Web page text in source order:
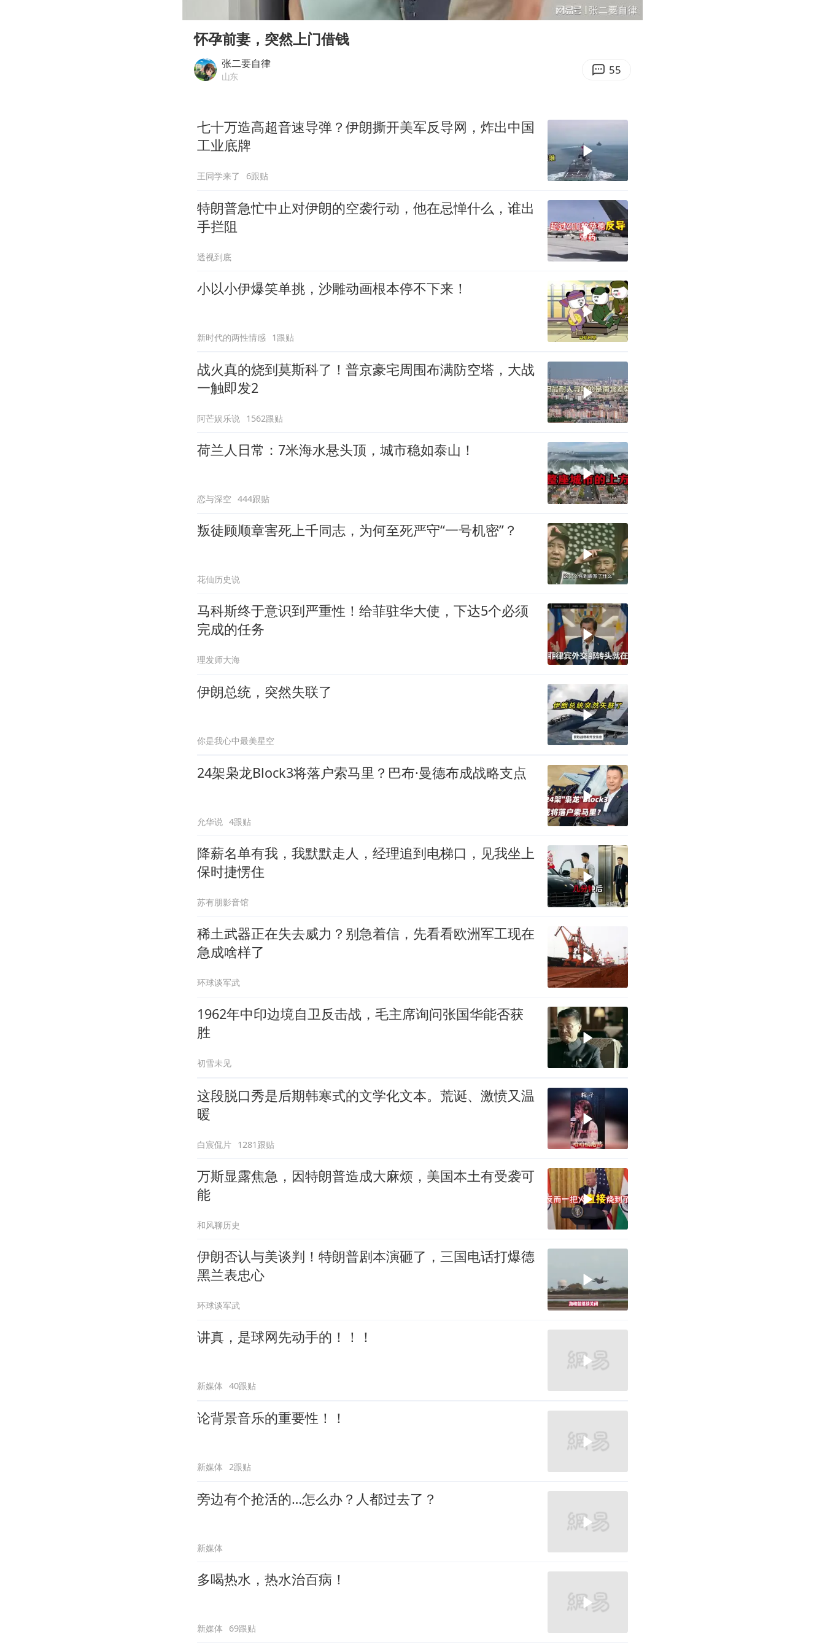
白海豚将正面袭击贯穿浙江
酒店回应车内过夜被收150元
36岁男演员成景区NPC后人气爆棚
06:34
Enter
怀孕前妻，突然上门借钱
张二要自律
山东 55
七十万造高超音速导弹？伊朗撕开美军反导网，炸出中国
工业底牌
王同学来了 6跟贴
特朗普急忙中止对伊朗的空袭行动，他在忌惮什么，谁出
手拦阻
透视到底
小以小伊爆笑单挑，沙雕动画根本停不下来！
新时代的两性情感 1跟贴
战火真的烧到莫斯科了！普京豪宅周围布满防空塔，大战
一触即发2
阿芒娱乐说 1562跟贴
荷兰人日常：7米海水悬头顶，城市稳如泰山！
恋与深空 444跟贴
叛徒顾顺章害死上千同志，为何至死严守“一号机密”？
花仙历史说
马科斯终于意识到严重性！给菲驻华大使，下达5个必须
完成的任务
理发师大海
伊朗总统，突然失联了
你是我心中最美星空
24架枭龙Block3将落户索马里？巴布·曼德布成战略支点
允华说 4跟贴
降薪名单有我，我默默走人，经理追到电梯口，见我坐上
保时捷愣住
苏有朋影音馆
稀土武器正在失去威力？别急着信，先看看欧洲军工现在
急成啥样了
环球谈军武
1962年中印边境自卫反击战，毛主席询问张国华能否获
胜
初雪未见
这段脱口秀是后期韩寒式的文学化文本。荒诞、激愤又温
暖
白宸侃片 1281跟贴
万斯显露焦急，因特朗普造成大麻烦，美国本土有受袭可
能
和风聊历史
伊朗否认与美谈判！特朗普剧本演砸了，三国电话打爆德
黑兰表忠心
环球谈军武
讲真，是球网先动手的！！！
新媒体 40跟贴
论背景音乐的重要性！！
新媒体 2跟贴
旁边有个抢活的…怎么办？人都过去了？
新媒体
多喝热水，热水治百病！
新媒体 69跟贴